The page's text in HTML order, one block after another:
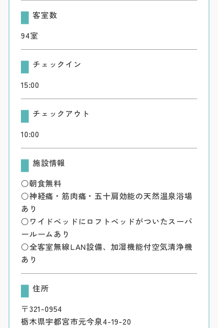
客室数
94室
チェックイン
15:00
チェックアウト
10:00
施設情報
○朝食無料
○神経痛・筋肉痛・五十肩効能の天然温泉浴場
あり
○ワイドベッドにロフトベッドがついたスーパ
ールームあり
○全客室無線LAN設備、加湿機能付空気清浄機
あり
住所
〒321-0954
栃木県宇都宮市元今泉4-19-20